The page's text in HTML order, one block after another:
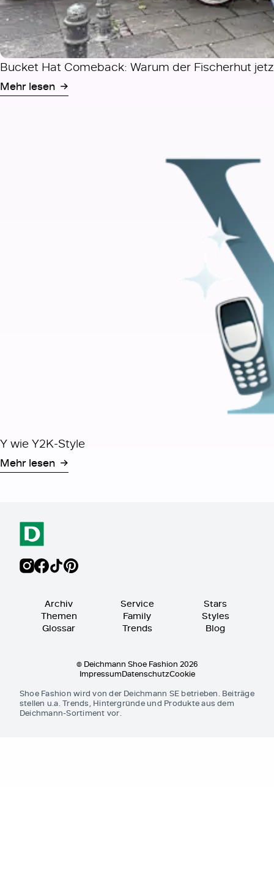
Bucket Hat Comeback: Warum der Fischerhut
Mehr lesen
Y wie Y2K-Style
Mehr lesen
Archiv
Themen
Glossar
Service
Family
Trends
Stars
Styles
Blog
© Deichmann Shoe Fashion 2026
ImpressumDatenschutzCookie
Shoe Fashion wird von der Deichmann SE betrieben. Beiträge
stellen u.a. Trends, Hintergründe und Produkte aus dem
Deichmann-Sortiment vor.